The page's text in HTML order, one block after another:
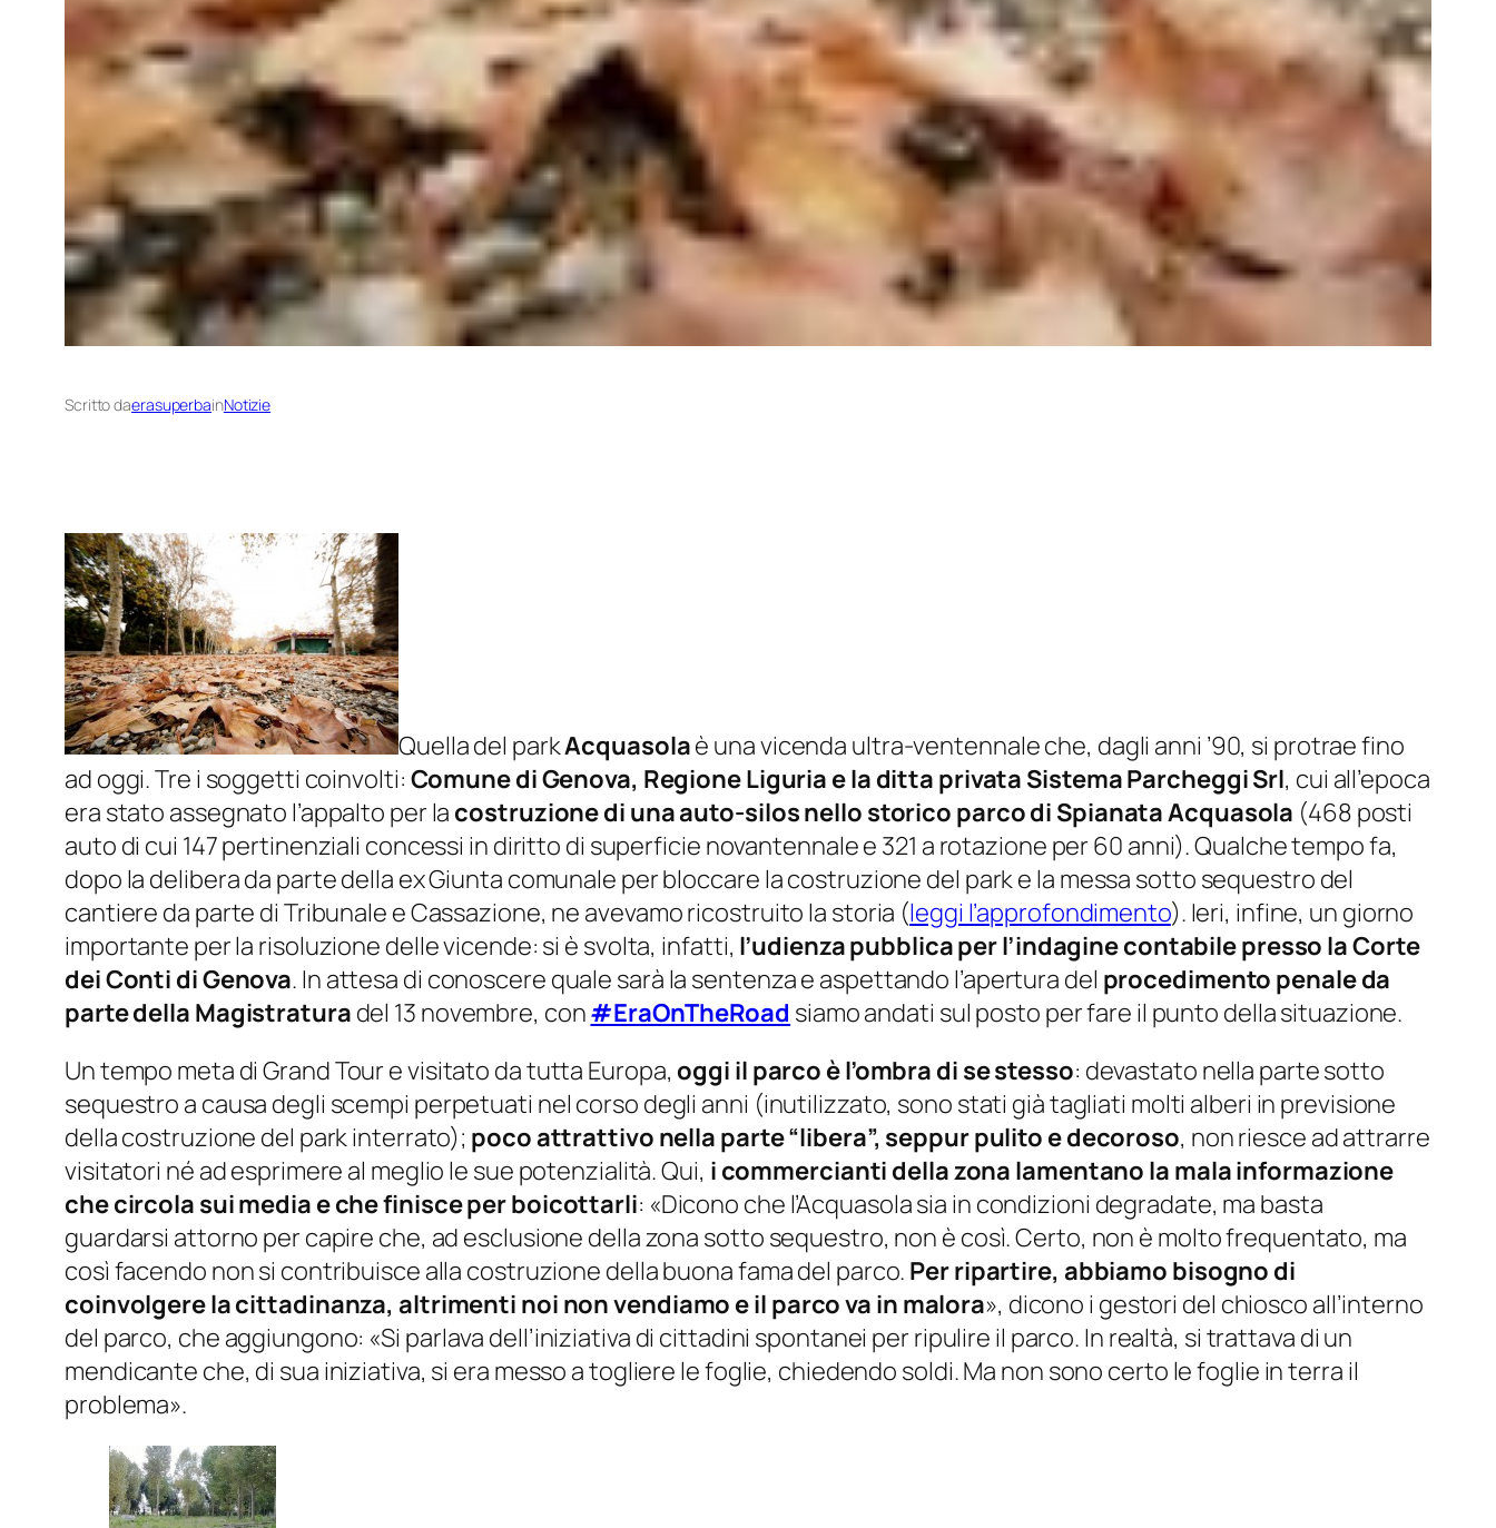
Scritto daerasuperbainNotizie
Quella del parkAcquasolaè una vicenda ultra-ventennale che, dagli anni ’90, si protrae fino
ad oggi. Tre i soggetti coinvolti: Comune di Genova, Regione Liguria e la ditta privata Sistema Parcheggi Srl, cui all’epoca
era stato assegnato l’appalto per la costruzione di una auto-silos nello storico parco di Spianata Acquasola (468 posti
auto di cui 147 pertinenziali concessi in diritto di superficie novantennale e 321 a rotazione per 60 anni). Qualche tempo fa,
dopo la delibera da parte della ex Giunta comunale per bloccare la costruzione del park e la messa sotto sequestro del
cantiere da parte di Tribunale e Cassazione, ne avevamo ricostruito la storia (leggi l’approfondimento). Ieri, infine, un giorno
importante per la risoluzione delle vicende: si è svolta, infatti, l’udienza pubblica per l’indagine contabile presso la Corte
dei Conti di Genova. In attesa di conoscere quale sarà la sentenza e aspettando l’apertura del procedimento penale da
parte della Magistratura del 13 novembre, con#EraOnTheRoad siamo andati sul posto per fare il punto della situazione.
Un tempo meta di Grand Tour e visitato da tutta Europa, oggi il parco è l’ombra di se stesso: devastato nella parte sotto
sequestro a causa degli scempi perpetuati nel corso degli anni (inutilizzato, sono stati già tagliati molti alberi in previsione
della costruzione del park interrato); poco attrattivo nella parte “libera”, seppur pulito e decoroso, non riesce ad attrarre
visitatori né ad esprimere al meglio le sue potenzialità. Qui, i commercianti della zona lamentano la mala informazione
che circola sui media e che finisce per boicottarli: «Dicono che l’Acquasola sia in condizioni degradate, ma basta
guardarsi attorno per capire che, ad esclusione della zona sotto sequestro, non è così. Certo, non è molto frequentato, ma
così facendo non si contribuisce alla costruzione della buona fama del parco. Per ripartire, abbiamo bisogno di
coinvolgere la cittadinanza, altrimenti noi non vendiamo e il parco va in malora», dicono i gestori del chiosco all’interno
del parco, che aggiungono: «Si parlava dell’iniziativa di cittadini spontanei per ripulire il parco. In realtà, si trattava di un
mendicante che, di sua iniziativa, si era messo a togliere le foglie, chiedendo soldi. Ma non sono certo le foglie in terra il
problema».